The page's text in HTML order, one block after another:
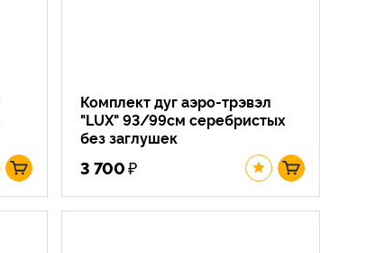
Комплект дуг аэро-трэвэл
"LUX" 93/99см серебристых
без заглушек
3 700₽